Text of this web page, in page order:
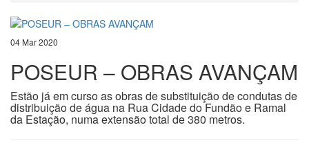
04 Mar 2020
POSEUR – OBRAS AVANÇAM
Estão já em curso as obras de substituição de condutas de
distribuição de água na Rua Cidade do Fundão e Ramal
da Estação, numa extensão total de 380 metros.